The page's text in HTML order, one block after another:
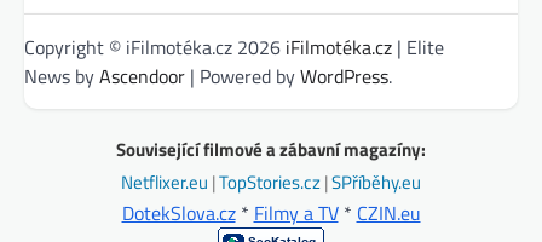
Copyright © iFilmotéka.cz 2026 iFilmotéka.cz | Elite
News byAscendoor | Powered byWordPress.
Související filmové a zábavní magazíny:
Netflixer.eu |TopStories.cz|SPříběhy.eu
DotekSlova.cz* Filmy a TV* CZIN.eu